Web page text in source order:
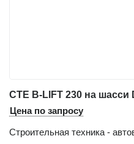
CTE B-LIFT 230 на шасси
Цена по запросу
Строительная техника -